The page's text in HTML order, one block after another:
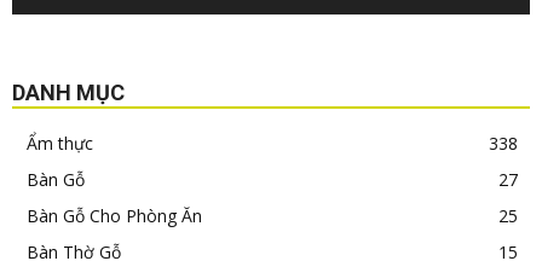
DANH MỤC
Ẩm thực
338
Bàn Gỗ
27
Bàn Gỗ Cho Phòng Ăn
25
Bàn Thờ Gỗ
15